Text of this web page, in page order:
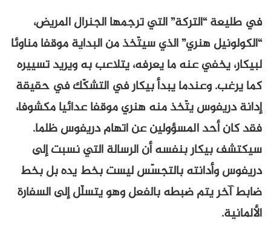
في طليعة “التركة” التي ترجمها الجنرال المريض،
“الكولونيل هنري” الذي سيتّخذ من البداية موقفا مناوئا
لبيكار، يخفي عنه ما يعرفه، يتلاعب به ويريد تسييره
كما يرغب. وعندما يبدأ بيكار في التشكّك في حقيقة
إدانة دريفوس يتّخذ منه هنري موقفا عدائيا مكشوفا،
فقد كان أحد المسؤولين عن اتهام دريفوس ظلما.
سيكتشف بيكار بنفسه أن الرسالة التي نسبت إلى
دريفوس وأدانته بالتجسّس ليست بخط يده بل بخط
ضابط آخر يتم ضبطه بالفعل وهو يتسلّل إلى السفارة
الألمانية.